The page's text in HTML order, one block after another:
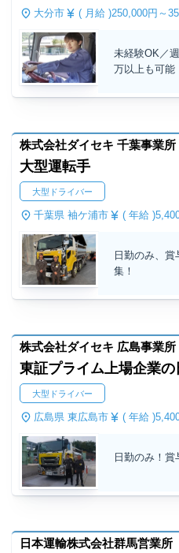
大分市 ( 月給 )250,000円～
未経験OK／
万以上も可能
株式会社ダイセキ 千葉事業所
大型運転手
大型ドライバー
千葉県 袖ケ浦市 ( 年給 )
日勤のみ、
集！
株式会社ダイセキ 広島事業所
東証プライム上場企業
大型ドライバー
広島県 東広島市 ( 年給 )
日勤のみ！
日本運輸株式会社群馬営業所